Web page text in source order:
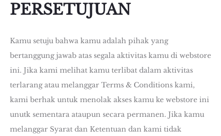
PERSETUJUAN
Kamu setuju bahwa kamu adalah pihak yang
bertanggung jawab atas segala aktivitas kamu di webstore
ini. Jika kami melihat kamu terlibat dalam aktivitas
terlarang atau melanggar Terms & Conditions kami,
kami berhak untuk menolak akses kamu ke webstore ini
unutk sementara ataupun secara permanen. Jika kamu
melanggar Syarat dan Ketentuan dan kami tidak